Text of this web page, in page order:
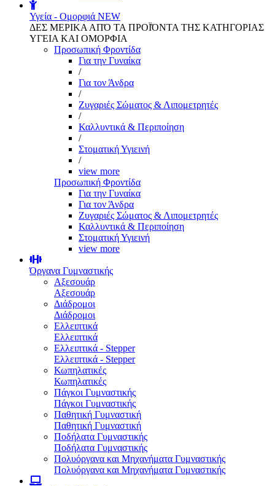
Υγεία - Ομορφιά NEW
ΔΕΣ ΜΕΡΙΚΑ ΑΠΌ ΤΑ ΠΡΟΪΌΝΤΑ ΤΗΣ ΚΑΤΗΓΟΡΙΑΣ
ΥΓΕΙΑ ΚΑΙ ΟΜΟΡΦΙΑ
Προσωπική Φροντίδα
Για την Γυναίκα
/
Για τον Άνδρα
/
Ζυγαριές Σώματος & Λιπομετρητές
/
Καλλυντικά & Περιποίηση
/
Στοματική Υγιεινή
/
view more
Προσωπική Φροντίδα
Για την Γυναίκα
Για τον Άνδρα
Ζυγαριές Σώματος & Λιπομετρητές
Καλλυντικά & Περιποίηση
Στοματική Υγιεινή
view more
Όργανα Γυμναστικής
Αξεσουάρ
Αξεσουάρ
Διάδρομοι
Διάδρομοι
Ελλειπτικά
Ελλειπτικά
Ελλειπτικά - Stepper
Ελλειπτικά - Stepper
Κωπηλατικές
Κωπηλατικές
Πάγκοι Γυμναστικής
Πάγκοι Γυμναστικής
Παθητική Γυμναστική
Παθητική Γυμναστική
Ποδήλατα Γυμναστικής
Ποδήλατα Γυμναστικής
Πολυόργανα και Μηχανήματα Γυμναστικής
Πολυόργανα και Μηχανήματα Γυμναστικής